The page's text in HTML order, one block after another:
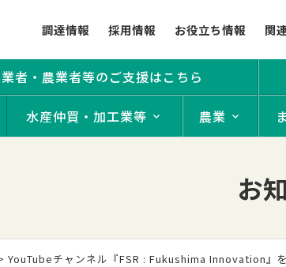
調達情報 採用情報 お役立ち情報 関
者・農業者等のご支援はこちら
水産仲買・加工業等 農業
お
YouTubeチャンネル『FSR : Fukushima Innovation』